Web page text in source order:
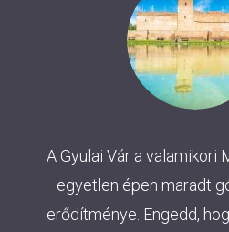
A Gyulai Vár a valamikori
egyetlen épen maradt
erődítménye. Engedd,